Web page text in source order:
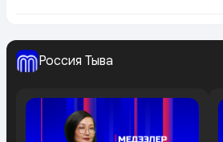
Россия Тыва